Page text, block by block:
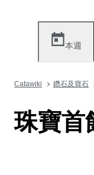
本週
Catawiki 鑽石及寶石
珠寶首